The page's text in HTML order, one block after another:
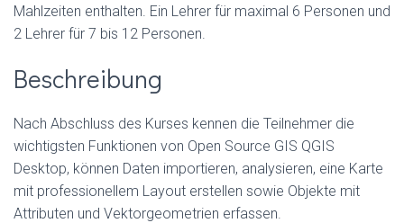
Mahlzeiten enthalten. Ein Lehrer für maximal 6 Personen und
2 Lehrer für 7 bis 12 Personen.
Beschreibung
Nach Abschluss des Kurses kennen die Teilnehmer die
wichtigsten Funktionen von Open Source GIS QGIS
Desktop, können Daten importieren, analysieren, eine Karte
mit professionellem Layout erstellen sowie Objekte mit
Attributen und Vektorgeometrien erfassen.